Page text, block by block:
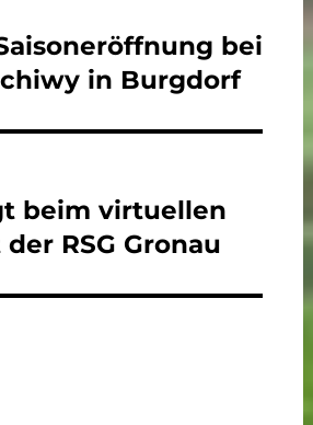
bei
in Burgdorf
beim virtuellen
RSG Gronau